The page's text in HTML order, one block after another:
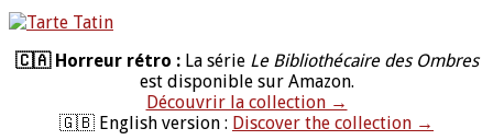
🇨🇦 Horreur rétro :La série Le Bibliothécaire des Ombres
est disponible sur Amazon.
Découvrir la collection →
🇬🇧 English version : Discover the collection →